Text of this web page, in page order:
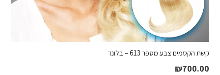
קשת הקסמים צבע מספר 613 – בלונד
₪700.00